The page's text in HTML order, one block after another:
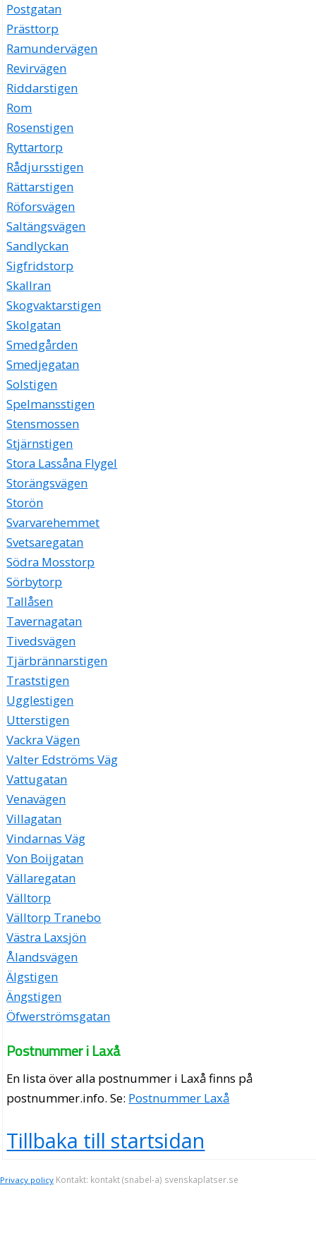
Postgatan
Prästtorp
Ramundervägen
Revirvägen
Riddarstigen
Rom
Rosenstigen
Ryttartorp
Rådjursstigen
Rättarstigen
Röforsvägen
Saltängsvägen
Sandlyckan
Sigfridstorp
Skallran
Skogvaktarstigen
Skolgatan
Smedgården
Smedjegatan
Solstigen
Spelmansstigen
Stensmossen
Stjärnstigen
Stora Lassåna Flygel
Storängsvägen
Storön
Svarvarehemmet
Svetsaregatan
Södra Mosstorp
Sörbytorp
Tallåsen
Tavernagatan
Tivedsvägen
Tjärbrännarstigen
Traststigen
Ugglestigen
Utterstigen
Vackra Vägen
Valter Edströms Väg
Vattugatan
Venavägen
Villagatan
Vindarnas Väg
Von Boijgatan
Vällaregatan
Välltorp
Välltorp Tranebo
Västra Laxsjön
Ålandsvägen
Älgstigen
Ängstigen
Öfwerströmsgatan
Postnummer i Laxå
En lista över alla postnummer i Laxå finns på
postnummer.info. Se: Postnummer Laxå
Tillbaka till startsidan
Privacy policy Kontakt: kontakt (snabel-a) svenskaplatser.se